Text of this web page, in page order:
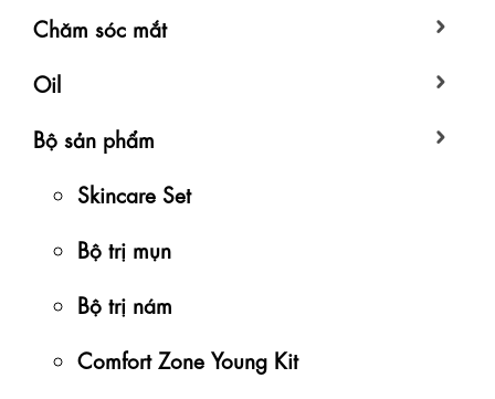
Chăm sóc mắt
Oil
Bộ sản phẩm
Skincare Set
Bộ trị mụn
Bộ trị nám
Comfort Zone Young Kit